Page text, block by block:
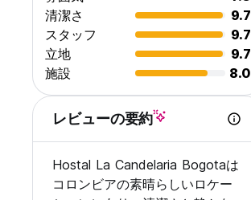
清潔さ
9.7
スタッフ
9.7
立地
9.7
施設
8.0
レビューの要約
Hostal La Candelaria Bogotaは
コロンビアの素晴らしいロケー